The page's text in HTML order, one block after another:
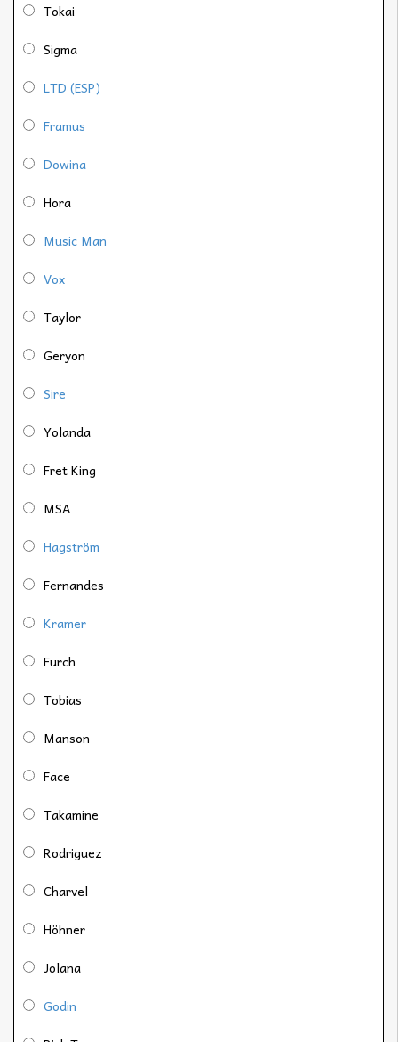
Tokai
Sigma
LTD (ESP)
Framus
Dowina
Hora
Music Man
Vox
Taylor
Geryon
Sire
Yolanda
Fret King
MSA
Hagström
Fernandes
Kramer
Furch
Tobias
Manson
Face
Takamine
Rodriguez
Charvel
Höhner
Jolana
Godin